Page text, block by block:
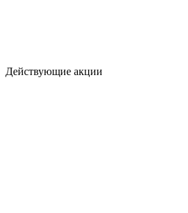
Действующие акции